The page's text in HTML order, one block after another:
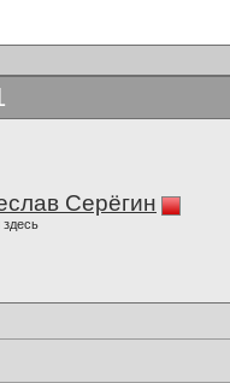
Серёгин